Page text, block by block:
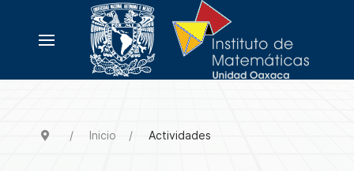
Inicio Actividades